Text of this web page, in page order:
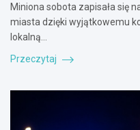
Miniona sobota zapisała się
miasta dzięki wyjątkowemu
lokalną…
Przeczytaj